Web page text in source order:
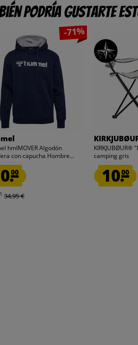
podría gustarte
-71%
hmlMOVER Algodón
con capucha Hombre...
00
1 34,95 €
KIRKJUBØUR®
camping gris
10.00